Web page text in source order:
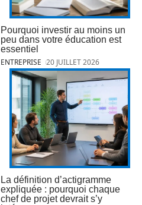
Pourquoi investir au moins un
peu dans votre éducation est
essentiel
ENTREPRISE 20 JUILLET 2026
La définition d’actigramme
expliquée : pourquoi chaque
chef de projet devrait s’y